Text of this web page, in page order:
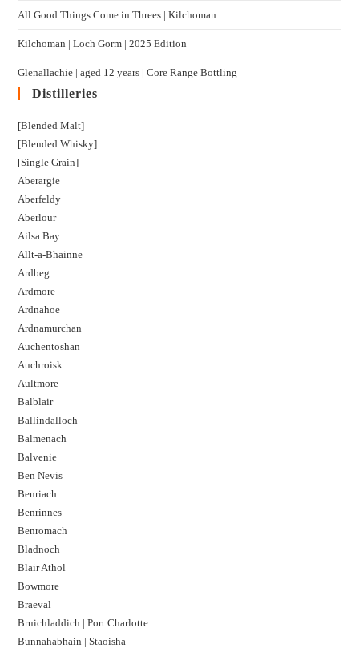
All Good Things Come in Threes | Kilchoman
Kilchoman | Loch Gorm​ | 2025 Edition
Glenallachie | aged 12 years | Core Range Bottling
Distilleries
[Blended Malt]
[Blended Whisky]
[Single Grain]
Aberargie
Aberfeldy
Aberlour
Ailsa Bay
Allt-a-Bhainne
Ardbeg
Ardmore
Ardnahoe
Ardnamurchan
Auchentoshan
Auchroisk
Aultmore
Balblair
Ballindalloch
Balmenach
Balvenie
Ben Nevis
Benriach
Benrinnes
Benromach
Bladnoch
Blair Athol
Bowmore
Braeval
Bruichladdich | Port Charlotte
Bunnahabhain | Staoisha